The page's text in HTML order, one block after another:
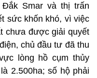
Smar và thị trấn
sức khốn khó, vì việc
chưa được giải quyết
chủ đầu tư đã thu
lòng hồ cụm thủy
2.500ha; số hộ phải